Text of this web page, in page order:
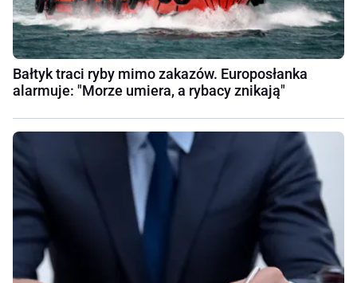
Bałtyk traci ryby mimo zakazów. Europosłanka
alarmuje: "Morze umiera, a rybacy znikają"